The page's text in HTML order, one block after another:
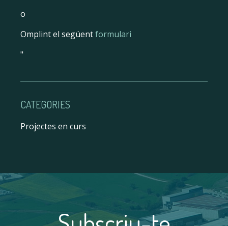
o
Omplint el següentformulari
"
CATEGORIES
Projectes en curs